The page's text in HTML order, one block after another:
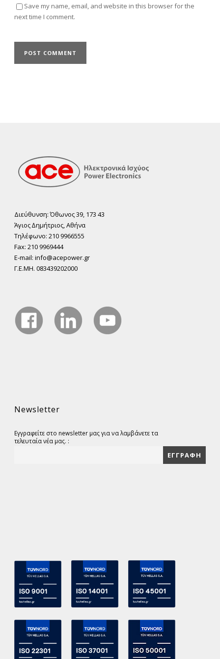
Save my name, email, and website in this browser for the
next time I comment.
Διεύθυνση: Όθωνος 39, 173 43
Άγιος ∆ηµήτριος, Αθήνα
Τηλέφωνο: 210 9966555
Fax: 210 9969444
E-mail: info@acepower.gr
Γ.Ε.ΜΗ. 083439202000
Newsletter
Εγγραφείτε στο newsletter μας για να λαμβάνετε τα
τελευταία νέα μας. :